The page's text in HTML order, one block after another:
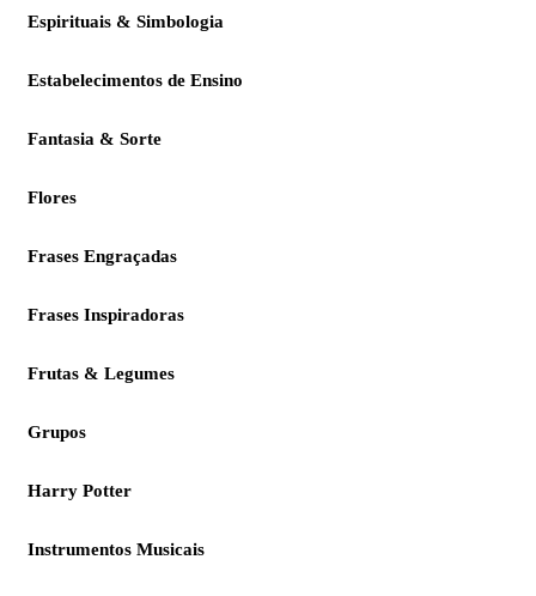
Espirituais & Simbologia
Estabelecimentos de Ensino
Fantasia & Sorte
Flores
Frases Engraçadas
Frases Inspiradoras
Frutas & Legumes
Grupos
Harry Potter
Instrumentos Musicais